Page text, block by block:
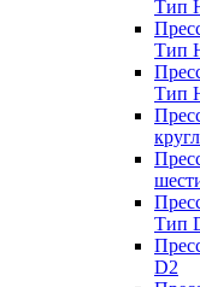
Тип
Тип
Тип
Тип
D2